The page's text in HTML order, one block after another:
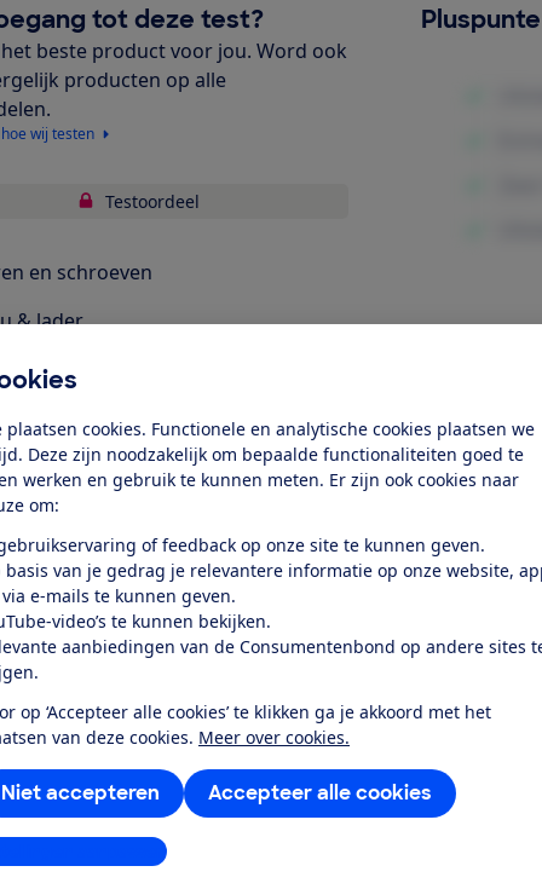
plaatsen cookies. Functionele en analytische cookies plaatsen we
Deze zijn noodzakelijk om bepaalde functionaliteiten goed te
werken en gebruik te kunnen meten. Er zijn ook cookies naar
om:
of feedback op onze site te kunnen geven.
basis van je gedrag je relevantere informatie op onze website,
e-mails te kunnen geven.
video’s te kunnen bekijken.
aanbiedingen van de Consumentenbond op andere sites
op ‘Accepteer alle cookies’ te klikken ga je akkoord met het
van deze cookies. Meer over cookies.
Accepteer alle cookies
Niet accepteren
aanpassen
tot deze test?
beste product voor jou. Word ook
producten op alle
wij testen
Testoordeel
en schroeven
& lader
& veiligheid
toegang tot deze test?
Word lid
Al lid? Log in
dit product
door de Consumentenbond